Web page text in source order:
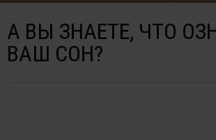
А ВЫ ЗНАЕТЕ, ЧТО
ВАШ СОН?